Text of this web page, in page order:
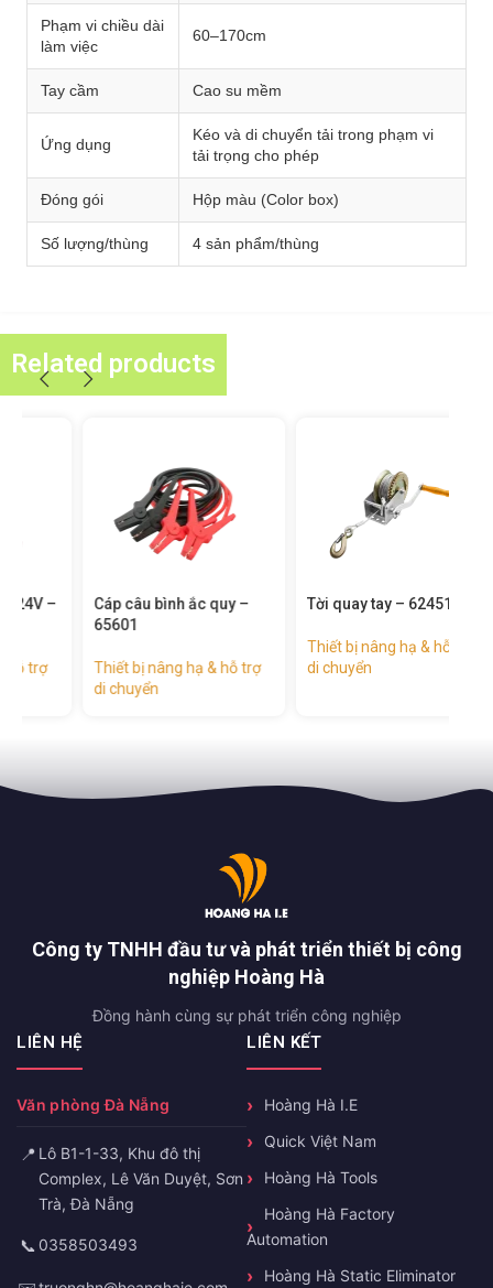
Phạm vi chiều dài
làm việc
60–170cm
Tay cầm Cao su mềm
Ứng dụng
Kéo và di chuyển tải trong phạm vi
tải trọng cho phép
Đóng gói Hộp màu (Color box)
Số lượng/thùng 4 sản phẩm/thùng
Related products
Cáp câu bình ắc quy –
Thiết bị nâng hạ & hỗ trợ
di chuyển
Tời quay tay – 62451
Thiết bị nâng hạ & hỗ trợ
di chuyển
Công ty TNHH đầu tư và phát triển thiết bị công
nghiệp Hoàng Hà
Đồng hành cùng sự phát triển công nghiệp
LIÊN HỆ
Văn phòng Đà Nẵng
📍 Lô B1-1-33, Khu đô thị
Complex, Lê Văn Duyệt, Sơn
Trà, Đà Nẵng
📞 0358503493
LIÊN KẾT
Hoàng Hà I.E
Quick Việt Nam
Hoàng Hà Tools
Hoàng Hà Factory
Automation
Hoàng Hà Static Eliminator